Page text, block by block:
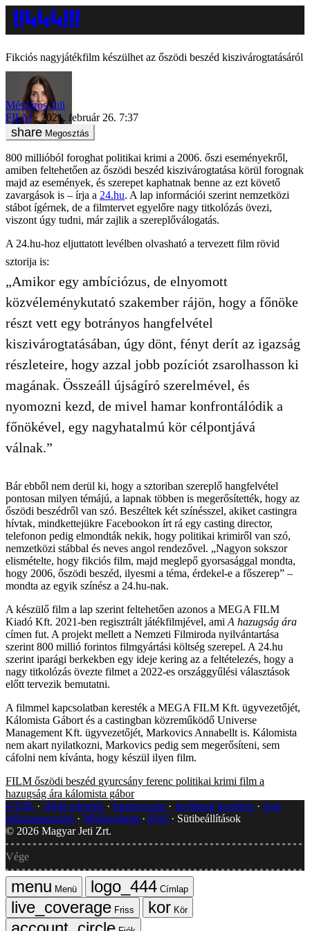
Fikciós nagyjátékfilm készülhet az őszödi beszéd kiszivárogtatásáról
Mészáros Juli
FILM
2021. február 26. 7:37
Megosztás
800 millióból foroghat politikai krimi a 2006. őszi eseményekről,
amiben feltehetően az őszödi beszéd kiszivárogtatása körül forognak
majd az események, és szerepet kaphatnak benne az ezt követő
zavargások is – írja a 24.hu. A lap információi szerint nemzetközi
stábot ígérnek, de a filmtervet egyelőre nagy titkolózás övezi,
viszont úgy tudni, már zajlik a szereplőválogatás.
A 24.hu-hoz eljuttatott levélben olvasható a tervezett film rövid
sztorija is:
„Amikor egy ambíciózus, de elnyomott
közvéleménykutató szakember rájön, hogy a főnöke
részt vett egy botrányos hangfelvétel
kiszivárogtatásában, úgy dönt, fényt derít az igazság
részleteire, hogy azzal jobb pozíciót zsarolhasson ki
magának. Összeáll újságíró szerelmével, és
nyomozni kezd, de mivel hamar konfrontálódik a
főnökével, egy nagyhatalmú kör célpontjává
válnak.”
Bár ebből nem derül ki, hogy a sztoriban szereplő hangfelvétel
pontosan milyen témájú, a lapnak többen is megerősítették, hogy az
őszödi beszédről van szó. Beszéltek két színésszel, akiket castingra
hívtak, mindkettejükre Facebookon írt rá egy casting director,
telefonon pedig elmondták nekik, hogy politikai krimiről van szó,
nemzetközi stábbal és neves angol rendezővel. „Nagyon sokszor
elismételte, hogy fikciós film, majd meglepő gyorsasággal mondta,
hogy 2006, őszödi beszéd, ilyesmi a téma, érdekel-e a főszerep” –
mondta az egyik színész a 24.hu-nak.
A készülő film a lap szerint feltehetően azonos a MEGA FILM
Kiadó Kft. 2021-ben regisztrált játékfilmjével, ami A hazugság ára
címen fut. A projekt mellett a Nemzeti Filmiroda nyilvántartása
szerint 800 millió forintos filmgyártási költség szerepel. A 24.hu
szerint iparági berkekben egy ideje kering az a feltételezés, hogy a
nagy titkolózás övezte filmet a 2022-es országgyűlési választások
előtt tervezik bemutatni.
A filmmel kapcsolatban keresték a MEGA FILM Kft. ügyvezetőjét,
Kálomista Gábort és a castingban közreműködő Universe
Management Kft. ügyvezetőjét, Markovics Annabellt is. Kálomista
nem akart nyilatkozni, Markovics pedig sem megerősíteni, sem
cáfolni nem kívánta, hogy készül ilyen film.
FILM őszödi beszéd gyurcsány ferenc politikai krimi film a
hazugság ára kálomista gábor
GYIK
Hibát jelentek Impresszum Javítások kezelése
Jogi
dokumentumok
Médiaajánlat RSS
Sütibeállítások
© 2026 Magyar Jeti Zrt.
Vége
Menü
Címlap
Friss
Kör